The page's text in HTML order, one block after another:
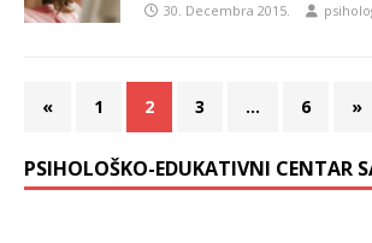
30. Decembra 2015.
« 1 2 3 … 6 »
PSIHOLOŠKO-EDUKATIVNI CENTAR